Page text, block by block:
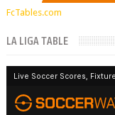
FcTables.com
LA LIGA TABLE